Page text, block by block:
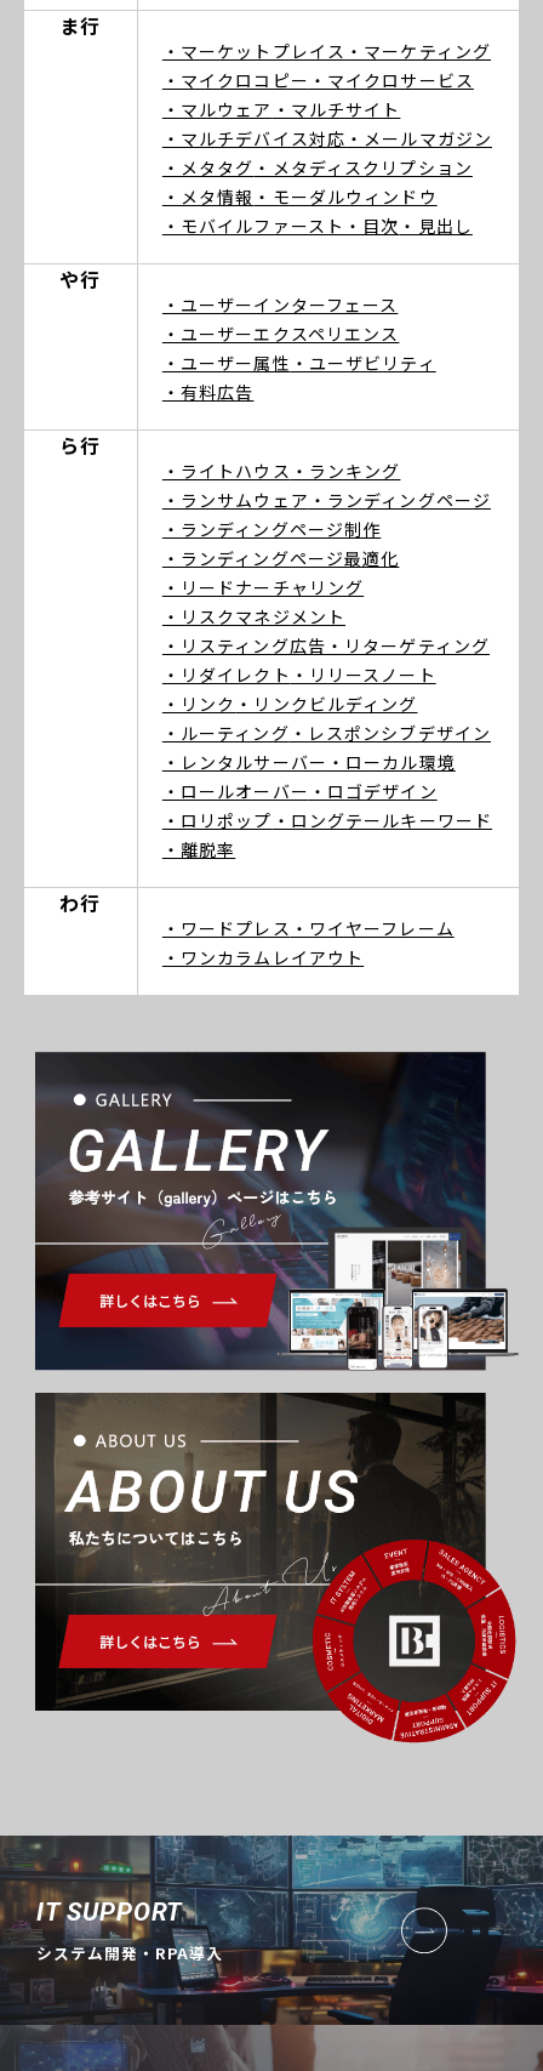
ま行
・マーケットプレイス ・マーケティング
・マイクロコピー ・マイクロサービス
・マルウェア ・マルチサイト
・マルチデバイス対応 ・メールマガジン
・メタタグ ・メタディスクリプション
・メタ情報 ・モーダルウィンドウ
・モバイルファースト ・目次 ・見出し
や行
・ユーザーインターフェース
・ユーザーエクスペリエンス
・ユーザー属性 ・ユーザビリティ
・有料広告
ら行
・ライトハウス ・ランキング
・ランサムウェア ・ランディングページ
・ランディングページ制作
・ランディングページ最適化
・リードナーチャリング
・リスクマネジメント
・リスティング広告 ・リターゲティング
・リダイレクト ・リリースノート
・リンク ・リンクビルディング
・ルーティング ・レスポンシブデザイン
・レンタルサーバー ・ローカル環境
・ロールオーバー ・ロゴデザイン
・ロリポップ ・ロングテールキーワード
・離脱率
わ行
・ワードプレス ・ワイヤーフレーム
・ワンカラムレイアウト
Gallery
About Us
IT SUPPORT
システム開発・RPA導入